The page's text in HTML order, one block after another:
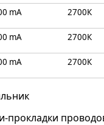
mA 2700К
mA 2700К
mA 2700К
прокладки